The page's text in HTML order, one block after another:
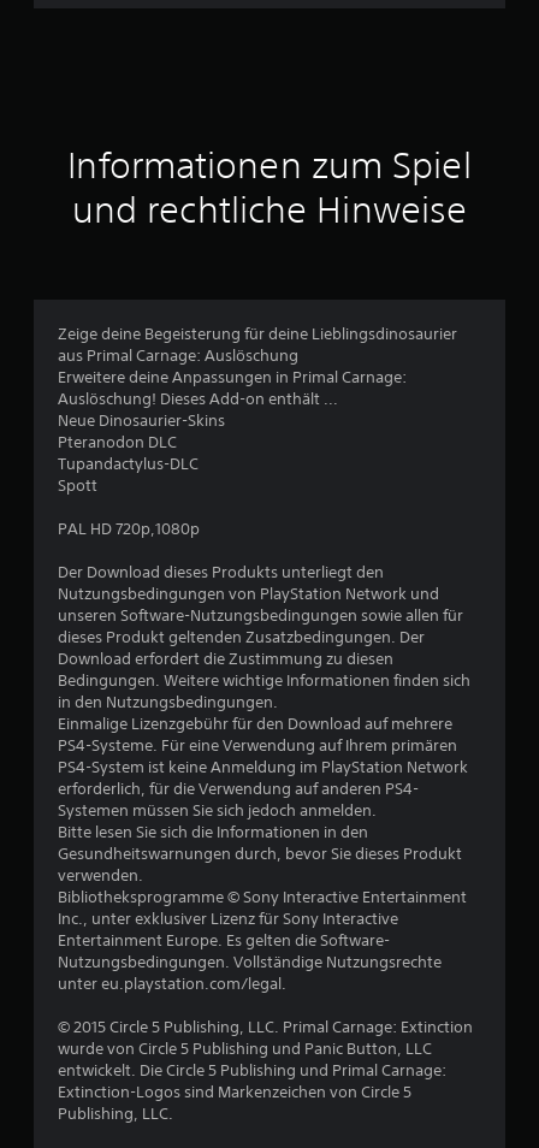
u
s
6
r
t
u
n
g
n
Informationen zum Spiel
und rechtliche Hinweise
Zeige deine Begeisterung für deine Lieblingsdinosaurier
aus Primal Carnage: Auslöschung
Erweitere deine Anpassungen in Primal Carnage:
Auslöschung! Dieses Add-on enthält ...
Neue Dinosaurier-Skins
Pteranodon DLC
Tupandactylus-DLC
Spott
PAL HD 720p,1080p
Der Download dieses Produkts unterliegt den
Nutzungsbedingungen von PlayStation Network und
unseren Software-Nutzungsbedingungen sowie allen für
dieses Produkt geltenden Zusatzbedingungen. Der
Download erfordert die Zustimmung zu diesen
Bedingungen. Weitere wichtige Informationen finden sich
in den Nutzungsbedingungen.
Einmalige Lizenzgebühr für den Download auf mehrere
PS4-Systeme. Für eine Verwendung auf Ihrem primären
PS4-System ist keine Anmeldung im PlayStation Network
erforderlich, für die Verwendung auf anderen PS4-
Systemen müssen Sie sich jedoch anmelden.
Bitte lesen Sie sich die Informationen in den
Gesundheitswarnungen durch, bevor Sie dieses Produkt
verwenden.
Bibliotheksprogramme © Sony Interactive Entertainment
Inc., unter exklusiver Lizenz für Sony Interactive
Entertainment Europe. Es gelten die Software-
Nutzungsbedingungen. Vollständige Nutzungsrechte
unter eu.playstation.com/legal.
© 2015 Circle 5 Publishing, LLC. Primal Carnage: Extinction
wurde von Circle 5 Publishing und Panic Button, LLC
entwickelt. Die Circle 5 Publishing und Primal Carnage:
Extinction-Logos sind Markenzeichen von Circle 5
Publishing, LLC.